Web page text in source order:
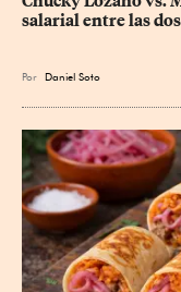
salarial entre las
Por Daniel Soto